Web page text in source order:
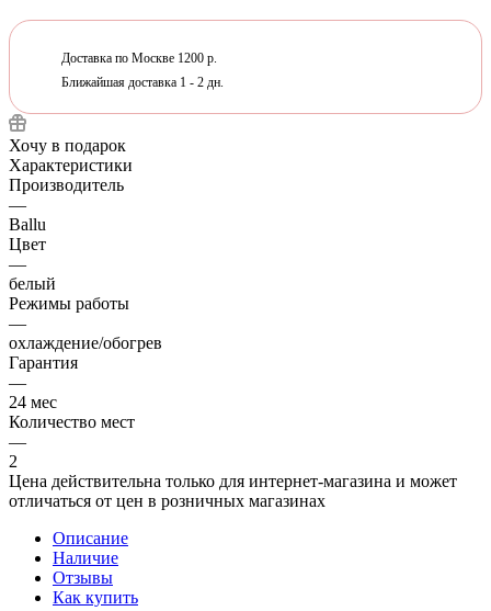
Доставка по Москве 1200 р.
Ближайшая доставка 1 - 2 дн.
Хочу в подарок
Характеристики
Производитель
—
Ballu
Цвет
—
белый
Режимы работы
—
охлаждение/обогрев
Гарантия
—
24 мес
Количество мест
—
2
Цена действительна только для интернет-магазина и может
отличаться от цен в розничных магазинах
Описание
Наличие
Отзывы
Как купить